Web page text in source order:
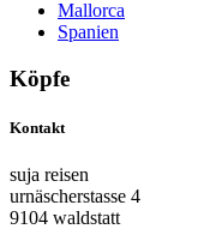
Mallorca
Spanien
Köpfe
Kontakt
suja reisen
urnäscherstasse 4
9104 waldstatt